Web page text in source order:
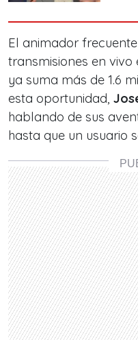
El animador
transmisiones en
ya suma más de 1.6
esta oportunidad,
hablando de sus
hasta que un usuario